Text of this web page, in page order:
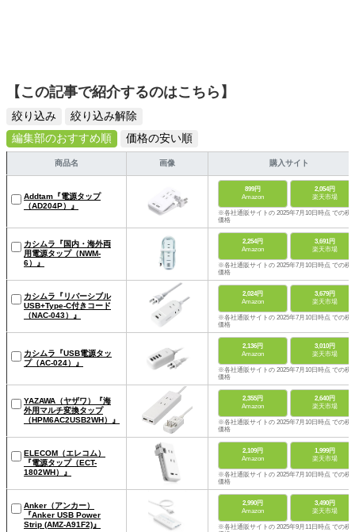
【この記事で紹介するのはこちら】
絞り込み
絞り込み解除
編集部のおすすめ順
価格の安い順
商品名 画像 購入サイト
Addtam‎『電源タップ
（‎AD204P）』
899円
Amazon
2,054円
楽天市場
※各社通販サイトの 2025年7月10日時点 での税
価格
カシムラ‎『国内・海外両
用電源タップ（NWM-
6）』
2,254円
Amazon
3,691円
楽天市場
※各社通販サイトの 2025年7月10日時点 での税
価格
カシムラ『リバーシブル
USB+Type-C付きコード
（NAC-043）』
2,024円
Amazon
3,679円
楽天市場
※各社通販サイトの 2025年7月10日時点 での税
価格
カシムラ『USB電源タッ
プ（AC-024）』
2,136円
Amazon
3,010円
楽天市場
※各社通販サイトの 2025年7月10日時点 での税
価格
YAZAWA（ヤザワ）『海
外用マルチ変換タップ
（HPM6AC2USB2WH）』
2,355円
Amazon
2,640円
楽天市場
※各社通販サイトの 2025年7月10日時点 での税
価格
ELECOM（エレコム）
『電源タップ（ECT-
1802WH）』
2,109円
Amazon
1,999円
楽天市場
※各社通販サイトの 2025年7月10日時点 での税
価格
Anker（アンカー）
『Anker USB Power
Strip (AMZ-A91F2)』
2,990円
Amazon
3,490円
楽天市場
※各社通販サイトの 2025年9月11日時点 での税